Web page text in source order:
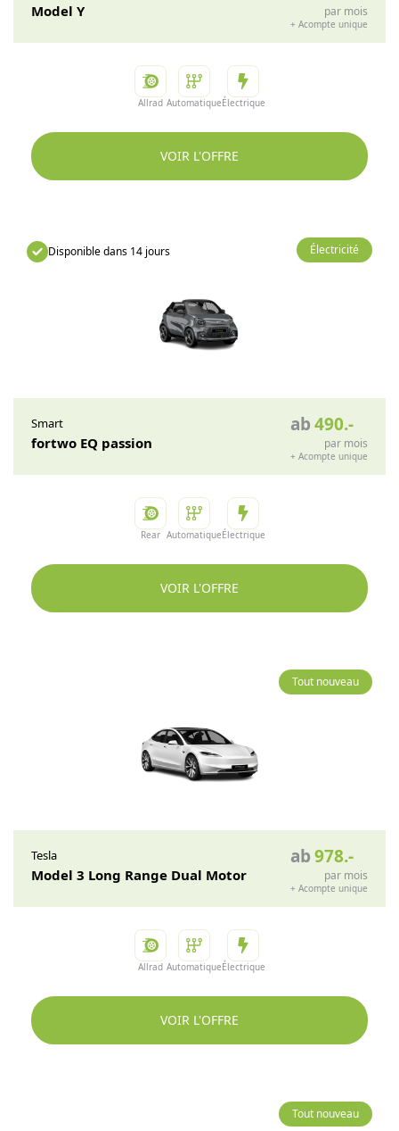
Model Y par mois
+ Acompte unique
Allrad AutomatiqueÉlectrique
VOIR L'OFFRE
Électricité
Disponible dans 14 jours
Smart
fortwo EQ passion
ab490.-
par mois
+ Acompte unique
Rear AutomatiqueÉlectrique
VOIR L'OFFRE
Tout nouveau
Tesla
Model 3 Long Range Dual Motor
ab978.-
par mois
+ Acompte unique
Allrad AutomatiqueÉlectrique
VOIR L'OFFRE
Tout nouveau